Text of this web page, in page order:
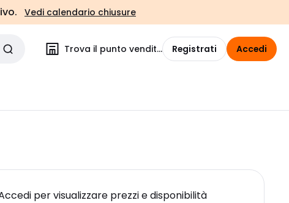
Vedi calendario chiusure
Trova il punto vendita Registrati Accedi
per visualizzare prezzi e disponibilità